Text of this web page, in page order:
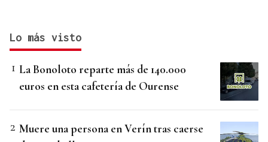
Lo más visto
La Bonoloto reparte más de 140.000
euros en esta cafetería de Ourense
Muere una persona en Verín tras caerse